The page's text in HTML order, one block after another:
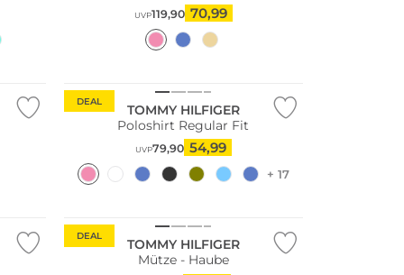
UVP119,90 70,99
DEAL
TOMMY HILFIGER
Poloshirt Regular Fit
UVP79,90 54,99
+ 17
DEAL
TOMMY HILFIGER
Mütze - Haube